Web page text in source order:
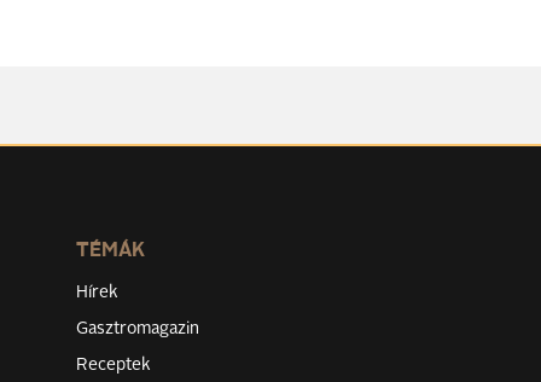
TÉMÁK
Hírek
Gasztromagazin
Receptek